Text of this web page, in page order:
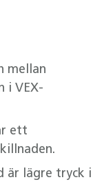
mellan
i VEX-
ett
är lägre tryck i